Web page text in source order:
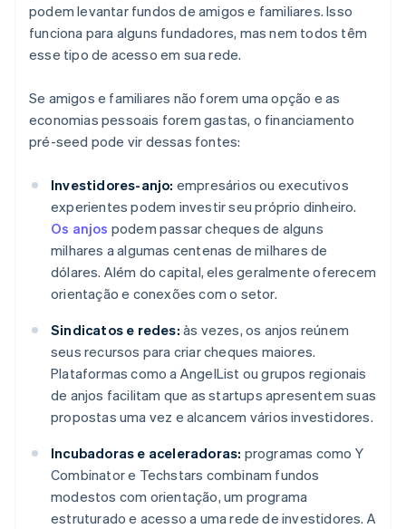
podem levantar fundos de amigos e familiares. Isso
funciona para alguns fundadores, mas nem todos têm
esse tipo de acesso em sua rede.
Se amigos e familiares não forem uma opção e as
economias pessoais forem gastas, o financiamento
pré-seed pode vir dessas fontes:
Investidores-anjo: empresários ou executivos
experientes podem investir seu próprio dinheiro.
Os anjos podem passar cheques de alguns
milhares a algumas centenas de milhares de
dólares. Além do capital, eles geralmente oferecem
orientação e conexões com o setor.
Sindicatos e redes: às vezes, os anjos reúnem
seus recursos para criar cheques maiores.
Plataformas como a AngelList ou grupos regionais
de anjos facilitam que as startups apresentem suas
propostas uma vez e alcancem vários investidores.
Incubadoras e aceleradoras: programas como Y
Combinator e Techstars combinam fundos
modestos com orientação, um programa
estruturado e acesso a uma rede de investidores. A